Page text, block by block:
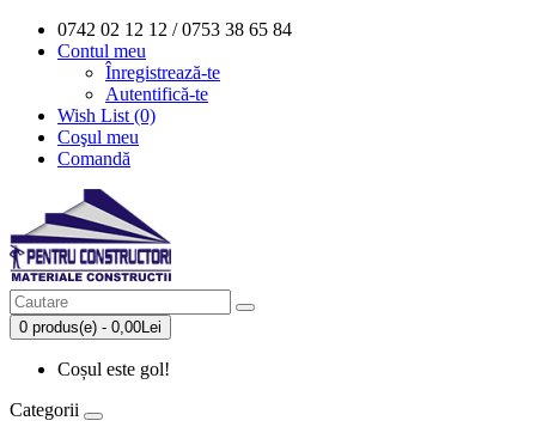
0742 02 12 12 / 0753 38 65 84
Contul meu
Înregistrează-te
Autentifică-te
Wish List (0)
Coşul meu
Comandă
0 produs(e) - 0,00Lei
Coșul este gol!
Categorii